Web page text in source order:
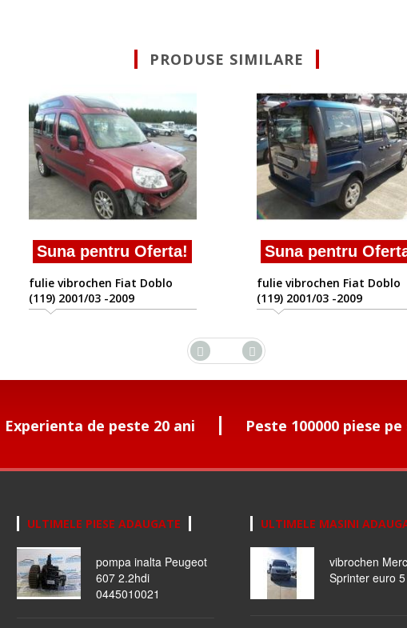
PRODUSE SIMILARE
Suna pentru Oferta!
fulie vibrochen Fiat Doblo
(119) 2001/03 -2009
Suna pentru Oferta!
fulie vibrochen Fiat Doblo
(119) 2001/03 -2009
Experienta de peste 20 ani Peste 100000 piese
ULTIMELE PIESE ADAUGATE
pompa inalta Peugeot
607 2.2hdi
0445010021
ULTIMELE MASINI
vibrochen
Sprinter euro